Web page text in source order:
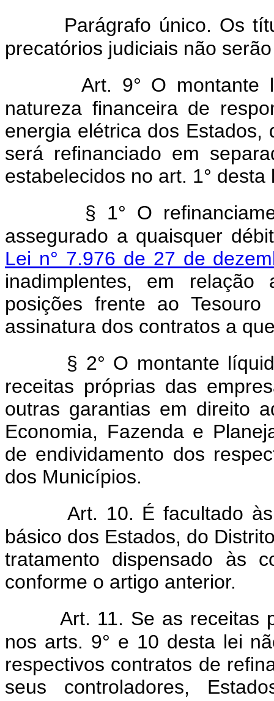
Parágrafo único. Os
precatórios judiciais não
Art. 9° O montante
natureza financeira de
energia elétrica dos
será refinanciado em
estabelecidos no art. 1°
§ 1° O
assegurado a quaisquer
Lei n° 7.976 de 27 de
inadimplentes, em
posições frente ao
assinatura dos contratos a
§ 2° O montante
receitas próprias das
outras garantias em direito
Economia, Fazenda e
de endividamento dos
dos Municípios.
Art. 10. É facultado
básico dos Estados, do
tratamento dispensado às
conforme o artigo anterior.
Art. 11. Se as receitas
nos arts. 9° e 10 desta lei
respectivos contratos de
seus controladores,